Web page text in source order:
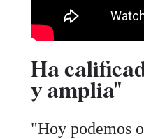
Ha
y amplia"
"Hoy podemos